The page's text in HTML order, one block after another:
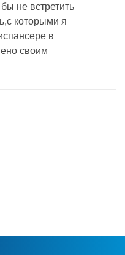
не встретить
которыми я
в
своим